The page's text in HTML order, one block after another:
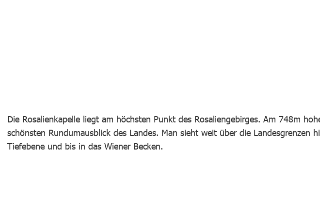
Die Rosalienkapelle liegt am höchsten Punkt des Rosaliengebirges. Am 748m
schönsten Rundumausblick des Landes. Man sieht weit über die Landesgrenzen
Tiefebene und bis in das Wiener Becken.